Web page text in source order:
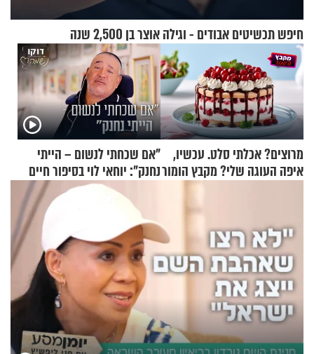
חיפש תכשיטים אבודים - וגילה אוצר בן 2,500 שנה
מרוצים? אכלתי סלט. עכשיו,
איפה העוגה שלי? מקבץ הומור
"אם שכחתי לנשום – הייתי
נחנק": יוחאי לוי בסיפור חיים
מעורר השראה